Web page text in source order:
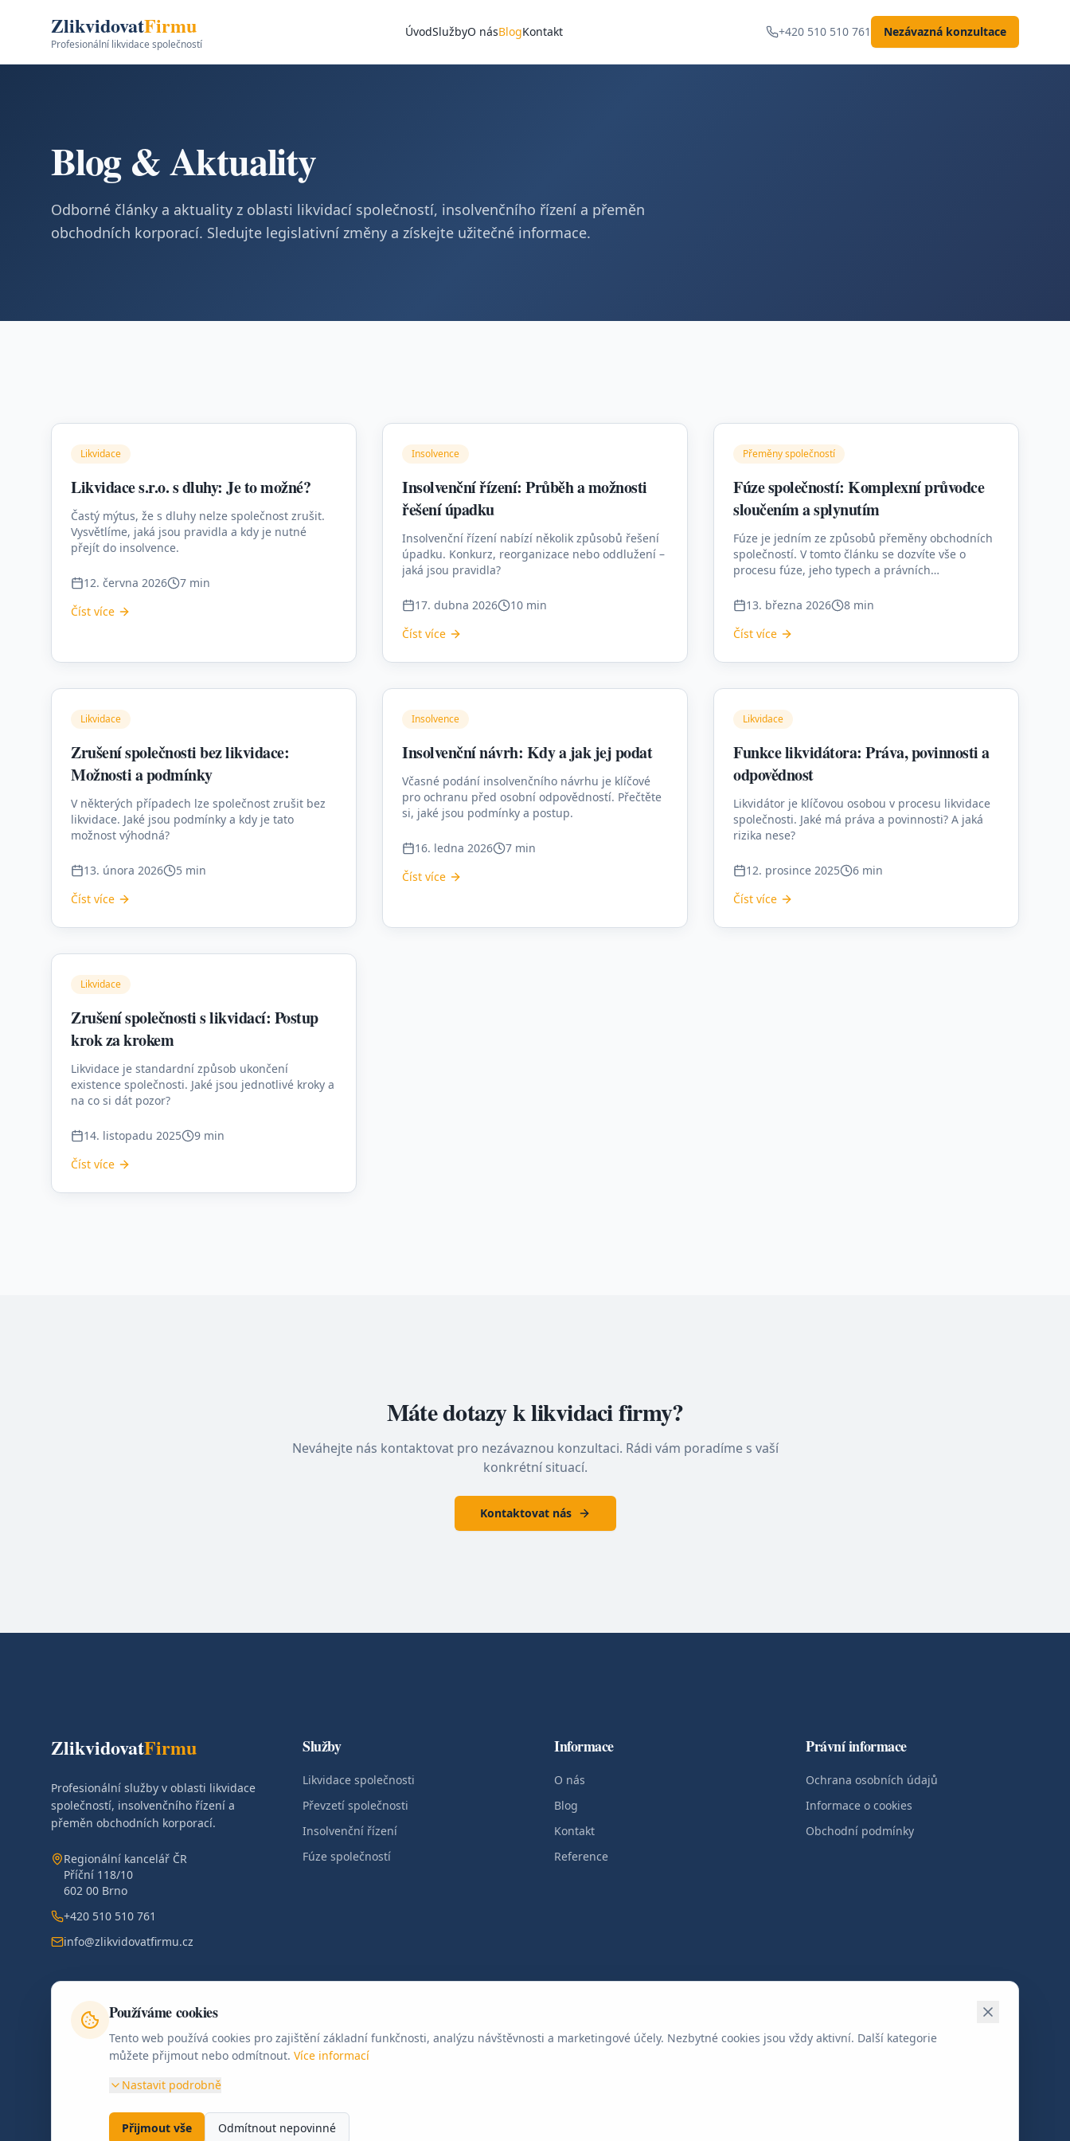
ZlikvidovatFirmu
Profesionální likvidace společností
ÚvodSlužbyO násBlogKontakt +420 510 510 761 Nezávazná konzultace
Blog & Aktuality
Odborné články a aktuality z oblasti likvidací společností, insolvenčního řízení a přeměn
obchodních korporací. Sledujte legislativní změny a získejte užitečné informace.
Likvidace
Likvidace s.r.o. s dluhy: Je to možné?
Častý mýtus, že s dluhy nelze společnost zrušit.
Vysvětlíme, jaká jsou pravidla a kdy je nutné
přejít do insolvence.
12. června 2026
7 min
Číst více
Insolvence
Insolvenční řízení: Průběh a možnosti
řešení úpadku
Insolvenční řízení nabízí několik způsobů řešení
úpadku. Konkurz, reorganizace nebo oddlužení –
jaká jsou pravidla?
17. dubna 2026
10 min
Číst více
Přeměny společností
Fúze společností: Komplexní průvodce
sloučením a splynutím
Fúze je jedním ze způsobů přeměny obchodních
společností. V tomto článku se dozvíte vše o
procesu fúze, jeho typech a právních
13. března 2026
8 min
Číst více
Likvidace
Zrušení společnosti bez likvidace:
Možnosti a podmínky
V některých případech lze společnost zrušit bez
likvidace. Jaké jsou podmínky a kdy je tato
možnost výhodná?
13. února 2026
5 min
Číst více
Insolvence
Insolvenční návrh: Kdy a jak jej podat
Včasné podání insolvenčního návrhu je klíčové
pro ochranu před osobní odpovědností. Přečtěte
si, jaké jsou podmínky a postup.
16. ledna 2026
7 min
Číst více
Likvidace
Funkce likvidátora: Práva, povinnosti a
odpovědnost
Likvidátor je klíčovou osobou v procesu likvidace
společnosti. Jaké má práva a povinnosti? A jaká
rizika nese?
12. prosince 2025
6 min
Číst více
Likvidace
Zrušení společnosti s likvidací: Postup
krok za krokem
Likvidace je standardní způsob ukončení
existence společnosti. Jaké jsou jednotlivé kroky a
na co si dát pozor?
14. listopadu 2025
9 min
Číst více
Máte dotazy k likvidaci firmy?
Neváhejte nás kontaktovat pro nezávaznou konzultaci. Rádi vám poradíme s vaší
konkrétní situací.
Kontaktovat nás
ZlikvidovatFirmu
Profesionální služby v oblasti likvidace
společností, insolvenčního řízení a
přeměn obchodních korporací.
Regionální kancelář ČR
Příční 118/10
602 00 Brno
+420 510 510 761
info@zlikvidovatfirmu.cz
Služby
Likvidace společnosti
Převzetí společnosti
Insolvenční řízení
Fúze společností
Informace
O nás
Blog
Kontakt
Reference
Právní informace
Ochrana osobních údajů
Informace o cookies
Obchodní podmínky
MD Corporate Advisory LLC— provozovatel webu
Regionální kancelář ČR (kontaktní a administrativní místo): Příční 118/10, 602 00 Brno. Regionální kancelář není samostatnou českou právnickou osobou.
Nastavení cookies
Používáme cookies
Tento web používá cookies pro zajištění základní funkčnosti, analýzu návštěvnosti a marketingové účely. Nezbytné cookies jsou vždy aktivní. Další kategorie
můžete přijmout nebo odmítnout. Více informací
Nastavit podrobně
Přijmout vše Odmítnout nepovinné